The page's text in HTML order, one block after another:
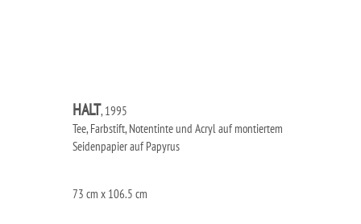
HALT, 1995
Tee, Farbstift, Notentinte und Acryl auf montiertem
Seidenpapier auf Papyrus
73 cm x 106.5 cm